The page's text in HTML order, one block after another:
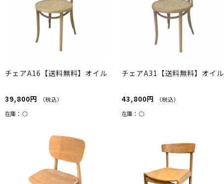
チェアA16【送料無料】オイル
39,800円
（税込）
在庫：○
チェアA31【送料無料】オイル
43,800円
（税込）
在庫：○